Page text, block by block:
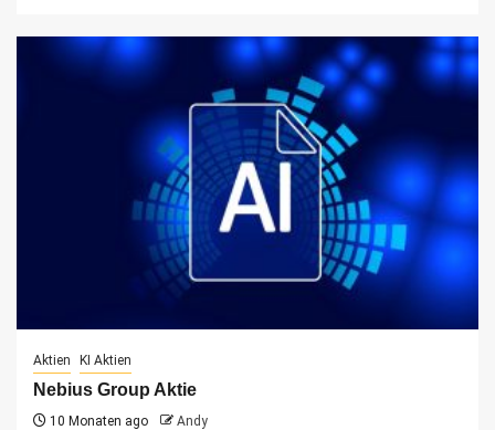
Aktien KI Aktien
Nebius Group Aktie
10 Monaten ago Andy